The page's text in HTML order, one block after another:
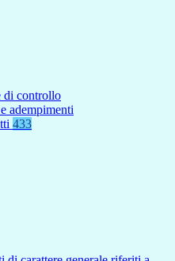
di controllo
adempimenti
433